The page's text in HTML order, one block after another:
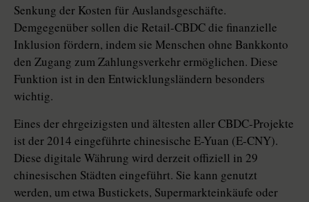
Senkung der Kosten für Auslandsgeschäfte.
Demgegenüber sollen die Retail-CBDC die finanzielle
Inklusion fördern, indem sie Menschen ohne Bankkonto
den Zugang zum Zahlungsverkehr ermöglichen. Diese
Funktion ist in den Entwicklungsländern besonders
wichtig.
Eines der ehrgeizigsten und ältesten aller ­CBDC-Projekte
ist der 2014 eingeführte chinesische E-Yuan (E-CNY).
Diese digitale Währung wird derzeit offiziell in 29
chinesischen Städten eingeführt. Sie kann genutzt
werden, um etwa Bus­tickets, Supermarkteinkäufe oder